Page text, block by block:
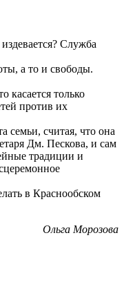
Служба
а то и свободы.
касается только
против их
семьи, считая, что она
Дм. Пескова, и сам
традиции и
в Краснообском
Ольга Морозова